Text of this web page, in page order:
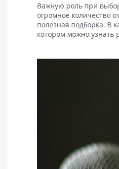
Важную роль при
огромное количество
полезная подборка. В
котором можно узнать